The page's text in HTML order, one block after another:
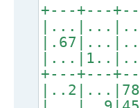
+---+---
+---+---